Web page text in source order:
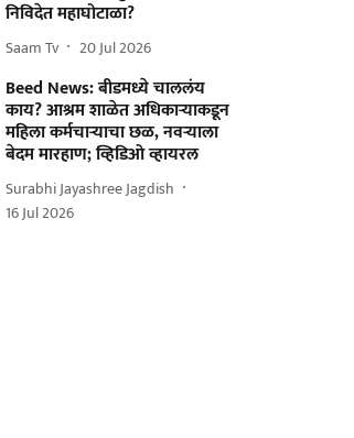
निविदेत महाघोटाळा?
Saam Tv 20 Jul 2026
Beed News: बीडमध्ये चाललंय
काय? आश्रम शाळेत अधिकाऱ्याकडून
महिला कर्मचाऱ्याचा छळ, नवऱ्याला
बेदम मारहाण; व्हिडिओ व्हायरल
Surabhi Jayashree Jagdish
16 Jul 2026